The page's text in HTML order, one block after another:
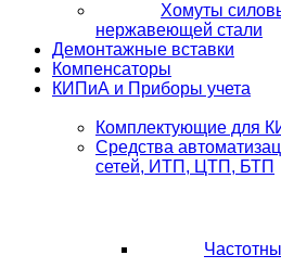
Хомуты
нержавеющей стали
Демонтажные вставки
Компенсаторы
КИПиА и Приборы учета
Комплектующие для
Средства
сетей, ИТП, ЦТП, БТП